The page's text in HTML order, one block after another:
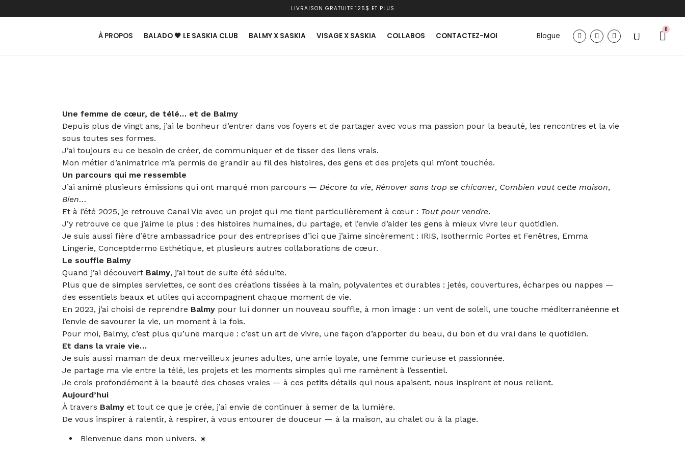
LIVRAISON GRATUITE 125$ ET PLUS
Blogue
À PROPOS BALADO 🖤 LE SASKIA CLUB BALMY X SASKIA VISAGE X SASKIA COLLABOS CONTACTEZ-MOI
Une femme de cœur, de télé… et de Balmy
Depuis plus de vingt ans, j’ai le bonheur d’entrer dans vos foyers et de partager avec vous ma passion pour la beauté, les rencontres et la vie
sous toutes ses formes.
J’ai toujours eu ce besoin de créer, de communiquer et de tisser des liens vrais.
Mon métier d’animatrice m’a permis de grandir au fil des histoires, des gens et des projets qui m’ont touchée.
Un parcours qui me ressemble
J’ai animé plusieurs émissions qui ont marqué mon parcours — Décore ta vie, Rénover sans trop se chicaner, Combien vaut cette maison,
Bien…
Et à l’été 2025, je retrouve Canal Vie avec un projet qui me tient particulièrement à cœur : Tout pour vendre.
J’y retrouve ce que j’aime le plus : des histoires humaines, du partage, et l’envie d’aider les gens à mieux vivre leur quotidien.
Je suis aussi fière d’être ambassadrice pour des entreprises d’ici que j’aime sincèrement : IRIS, Isothermic Portes et Fenêtres, Emma
Lingerie, Conceptdermo Esthétique, et plusieurs autres collaborations de cœur.
Le souffle Balmy
Quand j’ai découvert Balmy, j’ai tout de suite été séduite.
Plus que de simples serviettes, ce sont des créations tissées à la main, polyvalentes et durables : jetés, couvertures, écharpes ou nappes —
des essentiels beaux et utiles qui accompagnent chaque moment de vie.
En 2023, j’ai choisi de reprendre Balmy pour lui donner un nouveau souffle, à mon image : un vent de soleil, une touche méditerranéenne et
l’envie de savourer la vie, un moment à la fois.
Pour moi, Balmy, c’est plus qu’une marque : c’est un art de vivre, une façon d’apporter du beau, du bon et du vrai dans le quotidien.
Et dans la vraie vie…
Je suis aussi maman de deux merveilleux jeunes adultes, une amie loyale, une femme curieuse et passionnée.
Je partage ma vie entre la télé, les projets et les moments simples qui me ramènent à l’essentiel.
Je crois profondément à la beauté des choses vraies — à ces petits détails qui nous apaisent, nous inspirent et nous relient.
Aujourd’hui
À travers Balmy et tout ce que je crée, j’ai envie de continuer à semer de la lumière.
De vous inspirer à ralentir, à respirer, à vous entourer de douceur — à la maison, au chalet ou à la plage.
Bienvenue dans mon univers. ☀️
0